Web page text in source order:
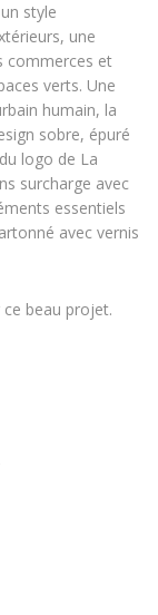
style
une
commerces et
verts. Une
humain, la
sobre, épuré
logo de La
surcharge avec
essentiels
avec vernis
beau projet.